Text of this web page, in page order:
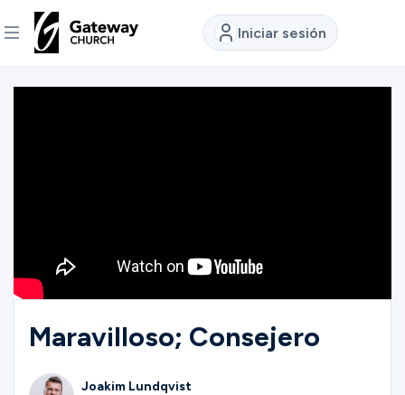
Iniciar sesión
DESCUBRE
Maravilloso; Consejero
Joakim Lundqvist